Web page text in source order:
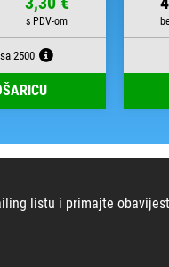
2500
listu i primajte